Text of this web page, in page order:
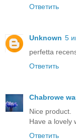
Ответить
Unknown 5
perfetta
Ответить
Chabrowe
Nice product.
Have a lovely
Ответить